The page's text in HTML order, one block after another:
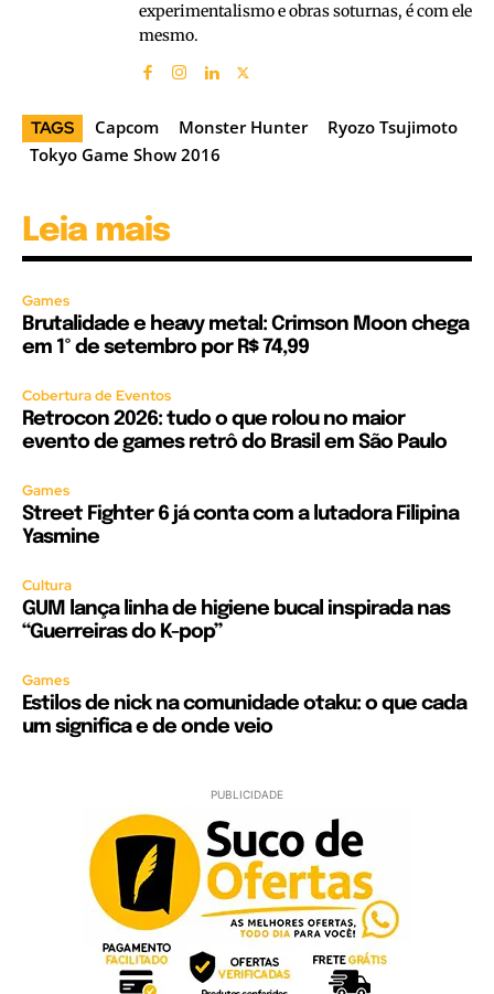
experimentalismo e obras soturnas, é com ele
mesmo.
TAGS Capcom Monster Hunter
Ryozo Tsujimoto
Tokyo Game Show 2016
Leia mais
Games
Brutalidade e heavy metal: Crimson Moon chega
em 1º de setembro por R$ 74,99
Cobertura de Eventos
Retrocon 2026: tudo o que rolou no maior
evento de games retrô do Brasil em São Paulo
Games
Street Fighter 6 já conta com a lutadora Filipina
Yasmine
Cultura
GUM lança linha de higiene bucal inspirada nas
“Guerreiras do K-pop”
Games
Estilos de nick na comunidade otaku: o que cada
um significa e de onde veio
PUBLICIDADE